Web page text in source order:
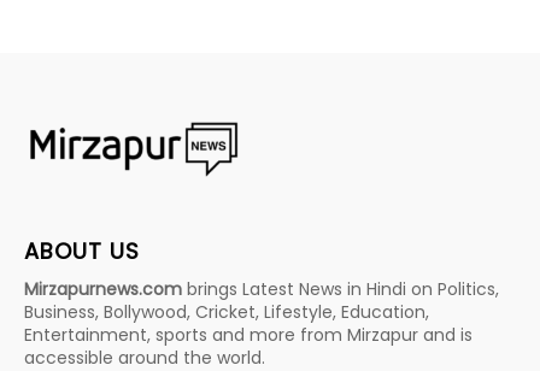
ABOUT US
Mirzapurnews.com brings Latest News in Hindi on Politics,
Business, Bollywood, Cricket, Lifestyle, Education,
Entertainment, sports and more from Mirzapur and is
accessible around the world.